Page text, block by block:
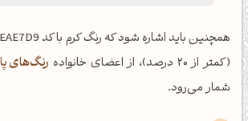
(کمتر از ۲۰ درصد)، از اعضای خانواده
رنگ‌های
شمار می‌رود.